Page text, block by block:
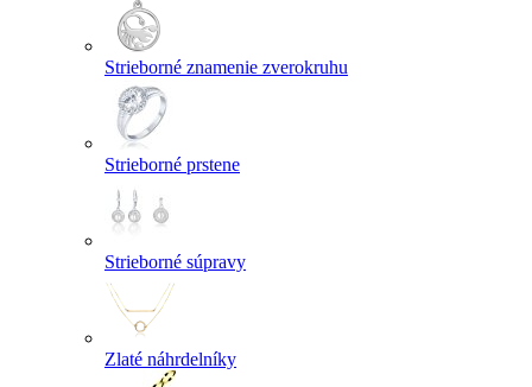
Strieborné znamenie zverokruhu
Strieborné prstene
Strieborné súpravy
Zlaté náhrdelníky